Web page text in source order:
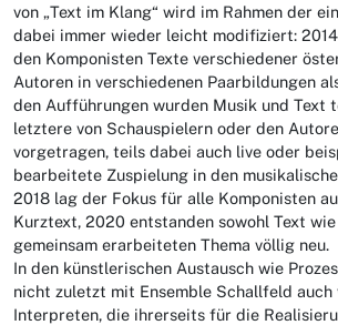
von „Text im Klang“ wird im Rahmen der
dabei immer wieder leicht modifiziert:
den Komponisten Texte verschiedener
Autoren in verschiedenen Paarbildungen
den Aufführungen wurden Musik und Text
letztere von Schauspielern oder den
vorgetragen, teils dabei auch live oder
bearbeitete Zuspielung in den
2018 lag der Fokus für alle Komponisten
Kurztext, 2020 entstanden sowohl Text
gemeinsam erarbeiteten Thema völlig neu.
In den künstlerischen Austausch wie
nicht zuletzt mit Ensemble Schallfeld auch
Interpreten, die ihrerseits für die